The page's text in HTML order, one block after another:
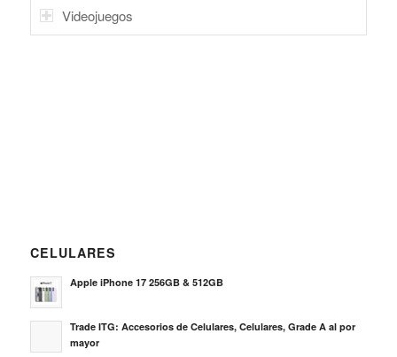
Videojuegos
CELULARES
Apple iPhone 17 256GB & 512GB
Trade ITG: Accesorios de Celulares, Celulares, Grade A al por
mayor